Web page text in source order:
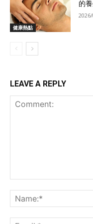
健康熱點
的養
LEAVE A REPLY